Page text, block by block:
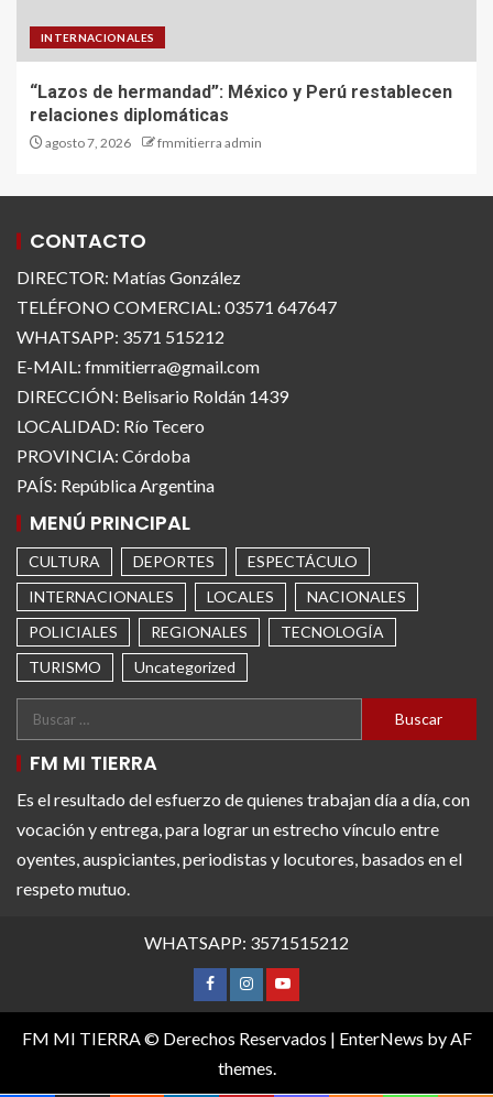
INTERNACIONALES
“Lazos de hermandad”: México y Perú restablecen
relaciones diplomáticas
agosto 7, 2026 fmmitierra admin
CONTACTO
DIRECTOR: Matías González
TELÉFONO COMERCIAL: 03571 647647
WHATSAPP: 3571 515212
E-MAIL: fmmitierra@gmail.com
DIRECCIÓN: Belisario Roldán 1439
LOCALIDAD: Río Tecero
PROVINCIA: Córdoba
PAÍS: República Argentina
MENÚ PRINCIPAL
CULTURA DEPORTES
ESPECTÁCULO
INTERNACIONALES
LOCALES
NACIONALES
POLICIALES
REGIONALES
TECNOLOGÍA
TURISMO
Uncategorized
FM MI TIERRA
Es el resultado del esfuerzo de quienes trabajan día a día, con
vocación y entrega, para lograr un estrecho vínculo entre
oyentes, auspiciantes, periodistas y locutores, basados en el
respeto mutuo.
WHATSAPP: 3571515212
FM MI TIERRA © Derechos Reservados | EnterNews by AF
themes.